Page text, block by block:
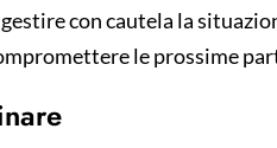
con cautela la
le prossime